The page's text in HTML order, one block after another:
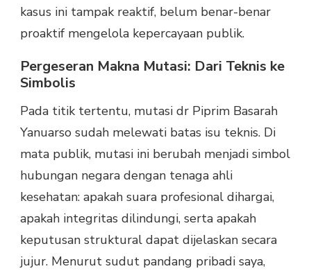
kasus ini tampak reaktif, belum benar-benar
proaktif mengelola kepercayaan publik.
Pergeseran Makna Mutasi: Dari Teknis ke
Simbolis
Pada titik tertentu, mutasi dr Piprim Basarah
Yanuarso sudah melewati batas isu teknis. Di
mata publik, mutasi ini berubah menjadi simbol
hubungan negara dengan tenaga ahli
kesehatan: apakah suara profesional dihargai,
apakah integritas dilindungi, serta apakah
keputusan struktural dapat dijelaskan secara
jujur. Menurut sudut pandang pribadi saya,